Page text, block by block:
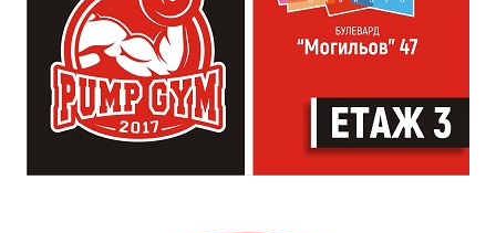
всеки участва по свой начин. Няма сцена или
официална програма, няма предварително обявени
изпълнители и разделение между публика и
артисти. Всеки е добре дошъл да пее, свири или
просто да преживее звездопад, изпълнен с музика,
падащи звезди и желания.